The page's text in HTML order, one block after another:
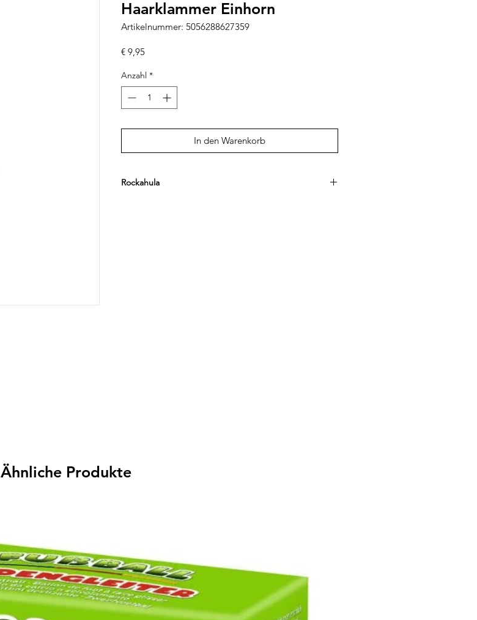
Haarklammer Einhorn
Artikelnummer: 5056288627359
€ 9,95Preis
Anzahl *
In den Warenkorb
Rockahula
Ähnliche Produkte